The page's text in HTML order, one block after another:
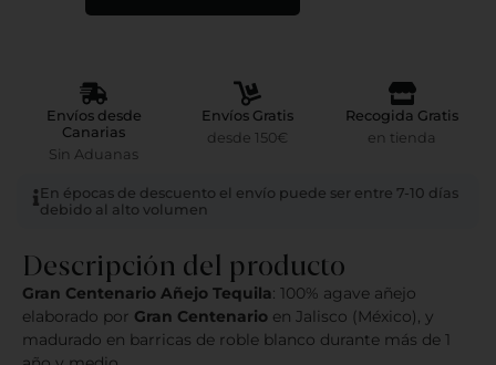
Envíos desde
Canarias
Sin Aduanas
Envíos Gratis
desde 150€
Recogida Gratis
en tienda
En épocas de descuento el envío puede ser entre 7-10 días
debido al alto volumen
Descripción del producto
Gran Centenario Añejo Tequila: 100% agave añejo
elaborado por Gran Centenario en Jalisco (México), y
madurado en barricas de roble blanco durante más de 1